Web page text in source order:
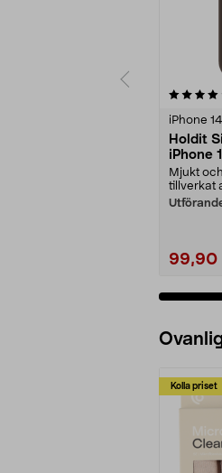
iPhone
Holdit
iPhone
Mjukt
tillverkat
99,90
Kolla priset